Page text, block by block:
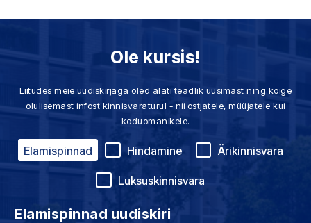
Ole kursis!
Liitudes meie uudiskirjaga oled alati teadlik uusimast ning kõige
olulisemast infost kinnisvaraturul - nii ostjatele, müüjatele kui
koduomanikele.
Elamispinnad Hindamine Ärikinnisvara
Luksuskinnisvara
Elamispinnad uudiskiri